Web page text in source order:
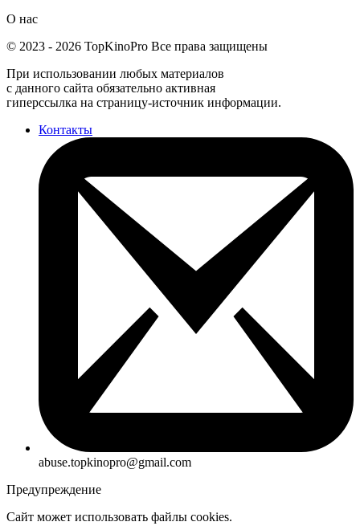
О нас
© 2023 - 2026 TopKinoPro Все права защищены
При использовании любых материалов
с данного сайта обязательно активная
гиперссылка на страницу-источник информации.
Контакты
abuse.topkinopro@gmail.com
Предупреждение
Сайт может использовать файлы cookies.